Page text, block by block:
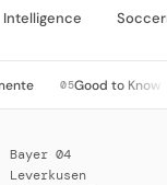
Intelligence
05Good to Know
Bayer 04
Leverkusen